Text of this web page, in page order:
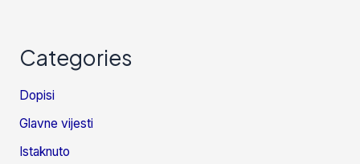
Categories
Dopisi
Glavne vijesti
Istaknuto